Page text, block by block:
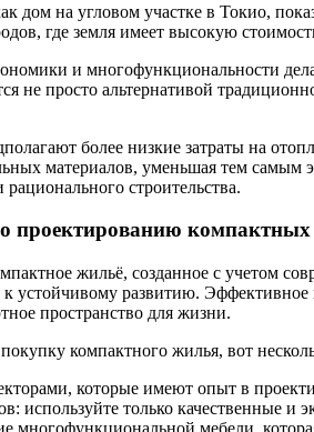
дом на угловом участке в Токио,
где земля имеет высокую
и многофункциональности
не просто альтернативой
более низкие затраты на
материалов, уменьшая тем
строительства.
проектированию компактных
жильё, созданное с учетом
устойчивому развитию.
пространство для жизни.
компактного жилья, вот
которые имеют опыт в
используйте только качественные и
многофункциональной мебели,